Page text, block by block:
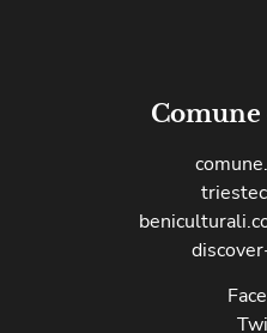
Comune